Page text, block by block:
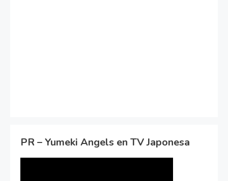
PR – Yumeki Angels en TV Japonesa